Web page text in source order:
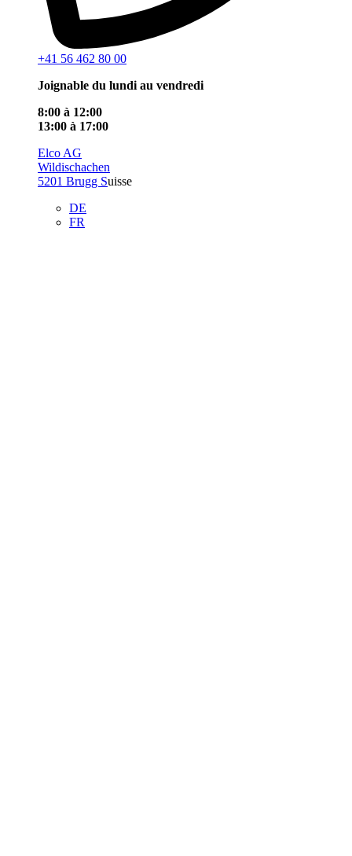
+41 56 462 80 00
Joignable du lundi au vendredi
8:00 à 12:00
13:00 à 17:00
Elco AG
Wildischachen
5201 Brugg Suisse
DE
FR